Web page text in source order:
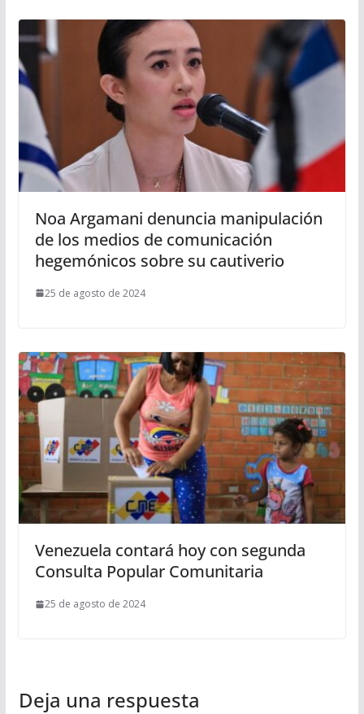
Noa Argamani denuncia manipulación
de los medios de comunicación
hegemónicos sobre su cautiverio
25 de agosto de 2024
Venezuela contará hoy con segunda
Consulta Popular Comunitaria
25 de agosto de 2024
Deja una respuesta